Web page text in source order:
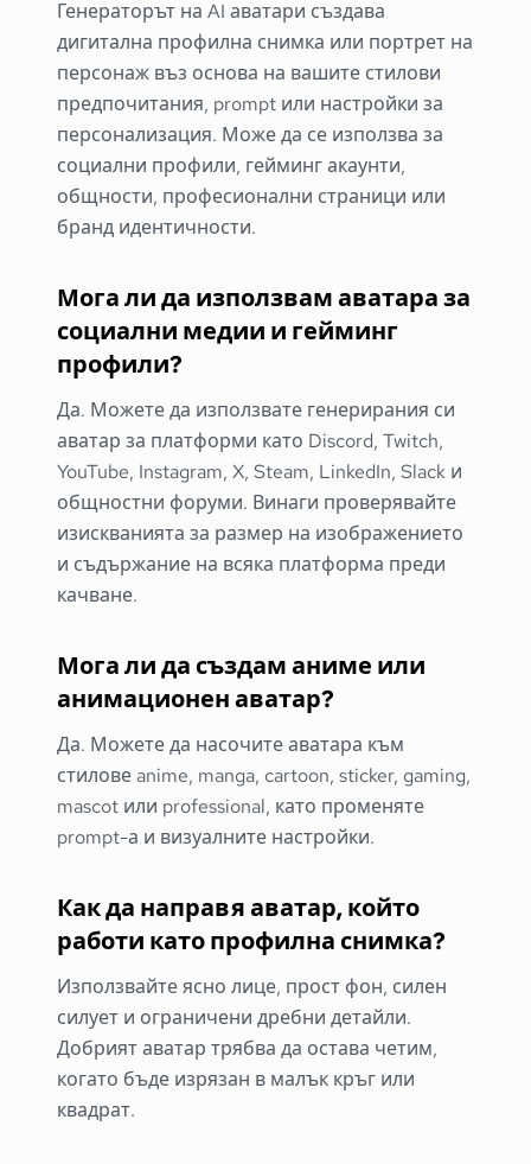
Генераторът на AI аватари създава
дигитална профилна снимка или портрет на
персонаж въз основа на вашите стилови
предпочитания, prompt или настройки за
персонализация. Може да се използва за
социални профили, гейминг акаунти,
общности, професионални страници или
бранд идентичности.
Мога ли да използвам аватара за
социални медии и гейминг
профили?
Да. Можете да използвате генерирания си
аватар за платформи като Discord, Twitch,
YouTube, Instagram, X, Steam, LinkedIn, Slack и
общностни форуми. Винаги проверявайте
изискванията за размер на изображението
и съдържание на всяка платформа преди
качване.
Мога ли да създам аниме или
анимационен аватар?
Да. Можете да насочите аватара към
стилове anime, manga, cartoon, sticker, gaming,
mascot или professional, като променяте
prompt-а и визуалните настройки.
Как да направя аватар, който
работи като профилна снимка?
Използвайте ясно лице, прост фон, силен
силует и ограничени дребни детайли.
Добрият аватар трябва да остава четим,
когато бъде изрязан в малък кръг или
квадрат.